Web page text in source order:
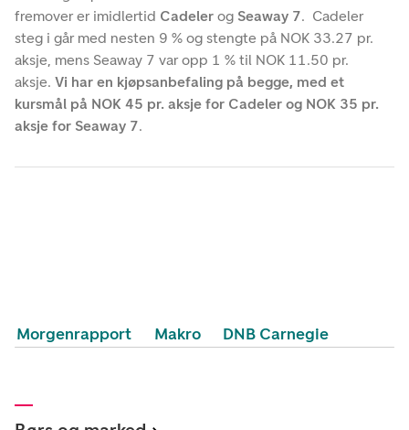
fremover er imidlertid Cadeler og Seaway 7. Cadeler
steg i går med nesten 9 % og stengte på NOK 33.27 pr.
aksje, mens Seaway 7 var opp 1 % til NOK 11.50 pr.
aksje. Vi har en kjøpsanbefaling på begge, med et
kursmål på NOK 45 pr. aksje for Cadeler og NOK 35 pr.
aksje for Seaway 7.
Morgenrapport Makro DNB Carnegie